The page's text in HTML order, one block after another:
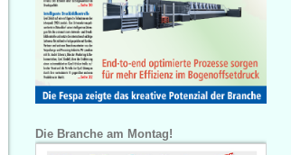
Die Branche am Montag!